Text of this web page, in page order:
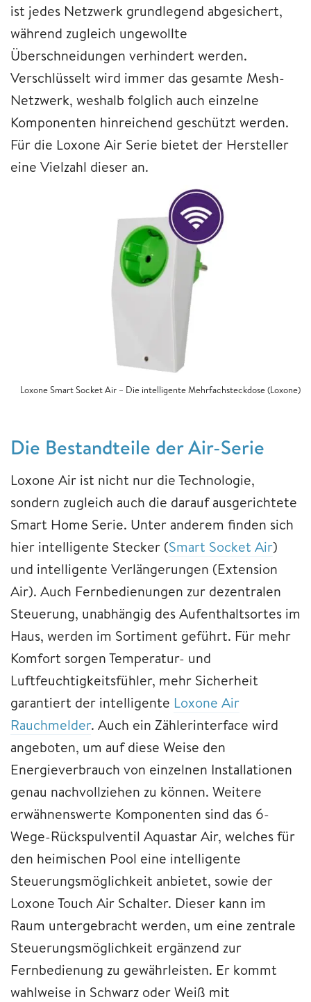
ist jedes Netzwerk grundlegend abgesichert,
während zugleich ungewollte
Überschneidungen verhindert werden.
Verschlüsselt wird immer das gesamte Mesh-
Netzwerk, weshalb folglich auch einzelne
Komponenten hinreichend geschützt werden.
Für die Loxone Air Serie bietet der Hersteller
eine Vielzahl dieser an.
Loxone Smart Socket Air – Die intelligente Mehrfachsteckdose (Loxone)
Die Bestandteile der Air-Serie
Loxone Air ist nicht nur die Technologie,
sondern zugleich auch die darauf ausgerichtete
Smart Home Serie. Unter anderem finden sich
hier intelligente Stecker (Smart Socket Air)
und intelligente Verlängerungen (Extension
Air). Auch Fernbedienungen zur dezentralen
Steuerung, unabhängig des Aufenthaltsortes im
Haus, werden im Sortiment geführt. Für mehr
Komfort sorgen Temperatur- und
Luftfeuchtigkeitsfühler, mehr Sicherheit
garantiert der intelligente Loxone Air
Rauchmelder. Auch ein Zählerinterface wird
angeboten, um auf diese Weise den
Energieverbrauch von einzelnen Installationen
genau nachvollziehen zu können. Weitere
erwähnenswerte Komponenten sind das 6-
Wege-Rückspulventil Aquastar Air, welches für
den heimischen Pool eine intelligente
Steuerungsmöglichkeit anbietet, sowie der
Loxone Touch Air Schalter. Dieser kann im
Raum untergebracht werden, um eine zentrale
Steuerungsmöglichkeit ergänzend zur
Fernbedienung zu gewährleisten. Er kommt
wahlweise in Schwarz oder Weiß mit